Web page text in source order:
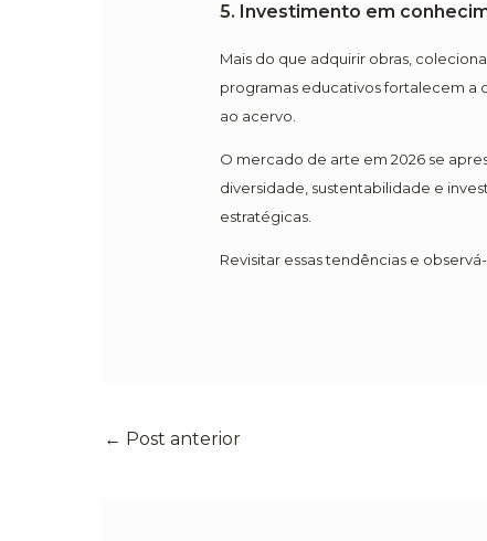
5. Investimento em
Mais do que adquirir obras,
programas educativos fortalecem a
ao acervo.
O mercado de arte em 2026 se
diversidade, sustentabilidade e
estratégicas.
Revisitar essas tendências e
← Post anterior